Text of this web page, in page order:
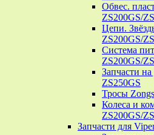
Обвес.
ZS200GS/
Цепи.
ZS200GS/
Система
ZS200GS/
Запчасти на
ZS250GS
Тросы
Колеса и
ZS200GS/
Запчасти для